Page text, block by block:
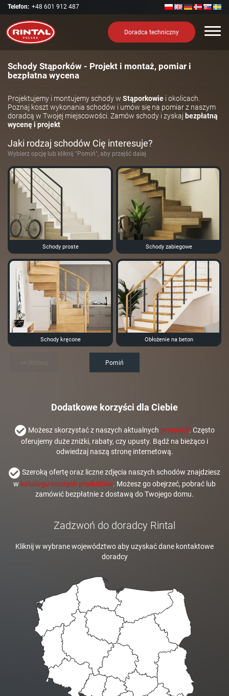
Telefon: +48 601 912 487
Doradca techniczny
Schody Stąporków - Projekt i montaż, pomiar i
bezpłatna wycena
Projektujemy i montujemy schody w Stąporkowie i okolicach.
Poznaj koszt wykonania schodów i umów się na pomiar z naszym
doradcą w Twojej miejscowości. Zamów schody i zyskaj bezpłatną
wycenę i projekt
Jaki rodzaj schodów Cię interesuje?
Wybierz opcję lub kliknij "Pomiń", aby przejść dalej
Schody proste Schody zabiegowe
Schody kręcone Obłożenie na beton
Pomiń
Dodatkowe korzyści dla Ciebie
Możesz skorzystać z naszych aktualnych promocji. Często
oferujemy duże zniżki, rabaty, czy upusty. Bądź na bieżąco i
odwiedzaj naszą stronę internetową.
Szeroką ofertę oraz liczne zdjęcia naszych schodów znajdziesz
w katalogu naszych produktów. Możesz go obejrzeć, pobrać lub
zamówić bezpłatnie z dostawą do Twojego domu.
Zadzwoń do doradcy Rintal
Kliknij w wybrane województwo aby uzyskać dane kontaktowe
doradcy